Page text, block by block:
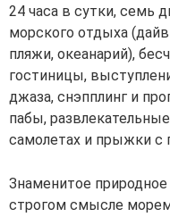
24 часа в сутки, семь
морского отдыха
пляжи, океанарий),
гостиницы,
джаза, снэпплинг и
пабы,
самолетах и прыжки
Знаменитое
строгом смысле морем